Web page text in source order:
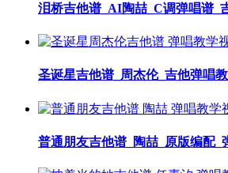
泪桥吉他谱_AI陶喆_C调弹唱谱_
圣诞星吉他谱_周杰伦_吉他弹唱
普通朋友吉他谱_陶喆_原版编配_